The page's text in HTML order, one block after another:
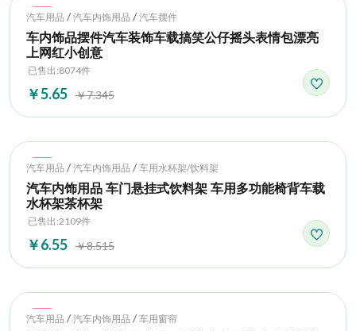
Hot
汽车用品 / 汽车内饰用品 / 汽车摆件
车内饰品摆件汽车装饰车载搞笑公仔摇头表情包漂亮
上网红小创意
已售出:8074件
￥5.65 ￥7.345
Hot
汽车用品 / 汽车内饰用品 / 车用水杯架/饮料架
汽车内饰用品 车门悬挂式饮料架 车用多功能椅背车载
水杯架茶杯架
已售出:2109件
￥6.55 ￥8.515
Hot
汽车用品 / 汽车内饰用品 / 车用窗帘